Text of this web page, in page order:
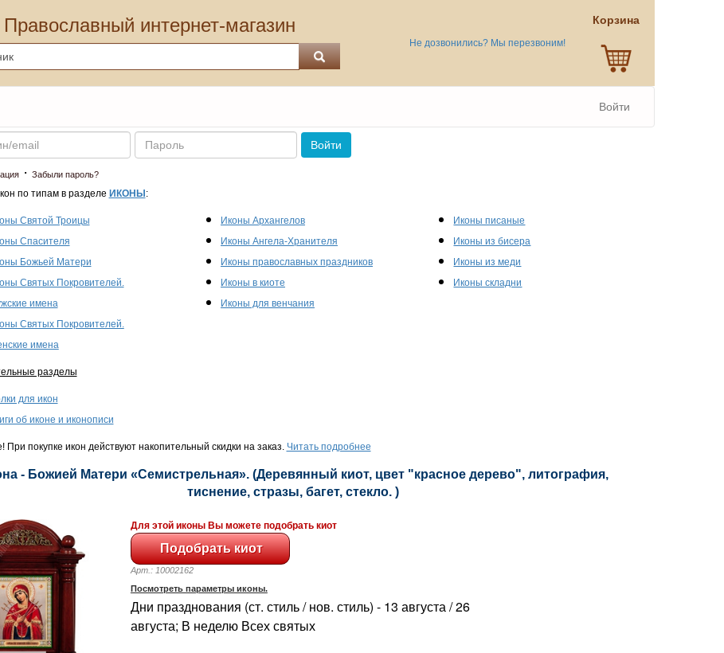
Православный интернет-магазин
Не дозвонились? Мы перезвоним!
Корзина
Войти
Пароль
Войти
· Забыли пароль?
по типам в разделе ИКОНЫ :
Святой Троицы
Спасителя
Божьей Матери
Святых Покровителей.
имена
Святых Покровителей.
имена
Иконы Архангелов
Иконы Ангела-Хранителя
Иконы православных праздников
Иконы в киоте
Иконы для венчания
Иконы писаные
Иконы из бисера
Иконы из меди
Иконы складни
разделы
для икон
об иконе и иконописи
При покупке икон действуют накопительный скидки на заказ. Читать подробнее
- Божией Матери «Семистрельная». (Деревянный киот, цвет "красное дерево", литография,
тиснение, стразы, багет, стекло. )
Для этой иконы Вы можете подобрать киот
Арт.: 10002162
Посмотреть параметры иконы.
Дни празднования (ст. стиль / нов. стиль) - 13 августа / 26
августа; В неделю Всех святых